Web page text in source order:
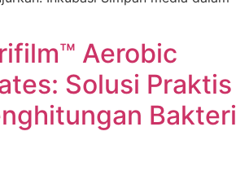
Aerobic
Solusi Praktis
Bakteri